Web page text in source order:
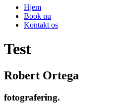
Hjem
Book nu
Kontakt os
Test
Robert Ortega
fotografering.